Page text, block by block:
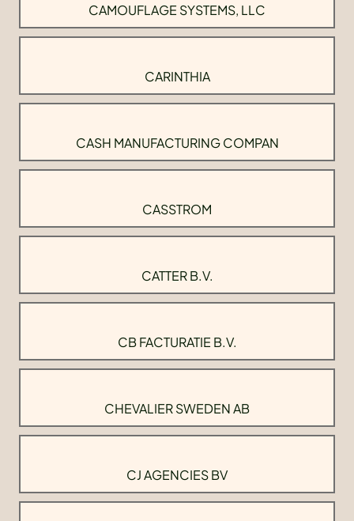
CAMOUFLAGE SYSTEMS, LLC
CARINTHIA
CASH MANUFACTURING COMPAN
CASSTROM
CATTER B.V.
CB FACTURATIE B.V.
CHEVALIER SWEDEN AB
CJ AGENCIES BV